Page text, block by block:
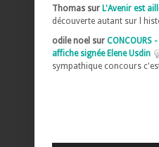
Thomas sur L'Avenir est
découverte autant sur l
odile noel sur CONCOURS
affiche signée Elene Usdin
sympathique concours